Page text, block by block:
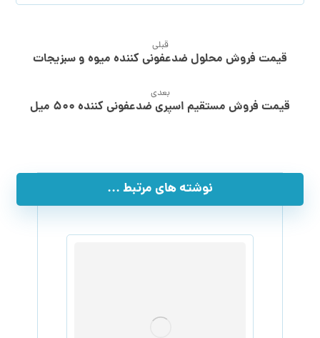
قبلی
قیمت فروش محلول ضدعفونی کننده میوه و سبزیجات
بعدی
قیمت فروش مستقیم اسپری ضدعفونی کننده ۵۰۰ میل
نوشته های مرتبط ...